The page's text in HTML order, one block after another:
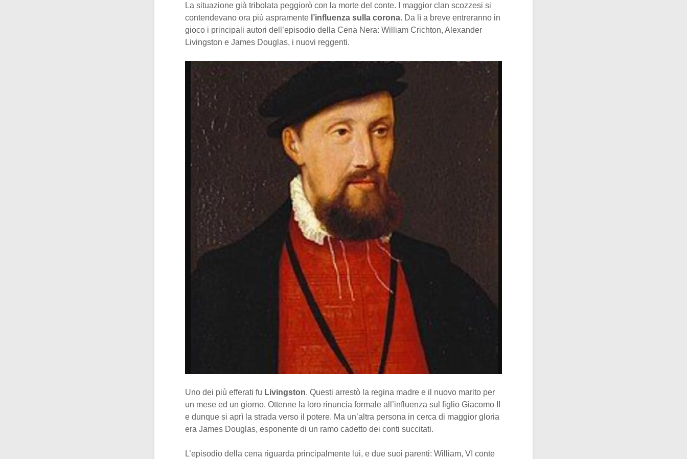
La situazione già tribolata peggiorò con la morte del conte. I maggior clan scozzesi si
contendevano ora più aspramente l’influenza sulla corona. Da lì a breve entreranno in
gioco i principali autori dell’episodio della Cena Nera: William Crichton, Alexander
Livingston e James Douglas, i nuovi reggenti.
Uno dei più efferati fu Livingston. Questi arrestò la regina madre e il nuovo marito per
un mese ed un giorno. Ottenne la loro rinuncia formale all’influenza sul figlio Giacomo II
e dunque si aprì la strada verso il potere. Ma un’altra persona in cerca di maggior gloria
era James Douglas, esponente di un ramo cadetto dei conti succitati.
L’episodio della cena riguarda principalmente lui, e due suoi parenti: William, VI conte